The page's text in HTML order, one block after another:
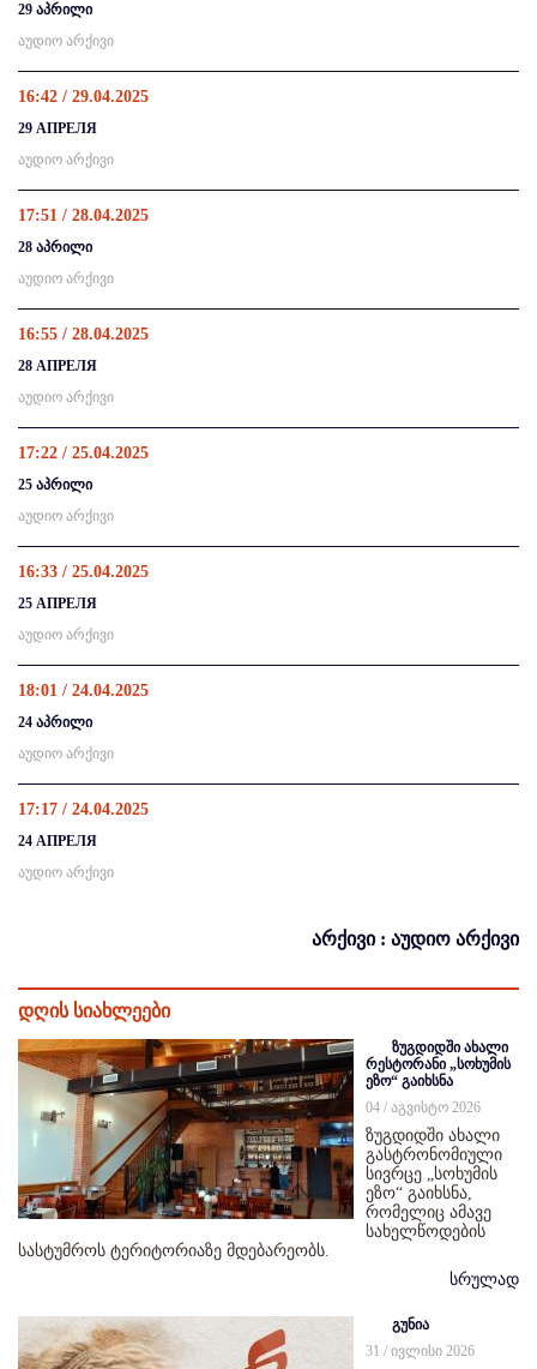
29 აპრილი
აუდიო არქივი
16:42 / 29.04.2025
29 АПРЕЛЯ
აუდიო არქივი
17:51 / 28.04.2025
28 აპრილი
აუდიო არქივი
16:55 / 28.04.2025
28 АПРЕЛЯ
აუდიო არქივი
17:22 / 25.04.2025
25 აპრილი
აუდიო არქივი
16:33 / 25.04.2025
25 АПРЕЛЯ
აუდიო არქივი
18:01 / 24.04.2025
24 აპრილი
აუდიო არქივი
17:17 / 24.04.2025
24 АПРЕЛЯ
აუდიო არქივი
არქივი : აუდიო არქივი
დღის სიახლეები
ზუგდიდში ახალი
რესტორანი „სოხუმის
ეზო“ გაიხსნა
04 / აგვისტო 2026
ზუგდიდში ახალი
გასტრონომიული
სივრცე „სოხუმის
ეზო“ გაიხსნა,
რომელიც ამავე
სახელწოდების
სასტუმროს ტერიტორიაზე მდებარეობს.
სრულად
გუნია
31 / ივლისი 2026